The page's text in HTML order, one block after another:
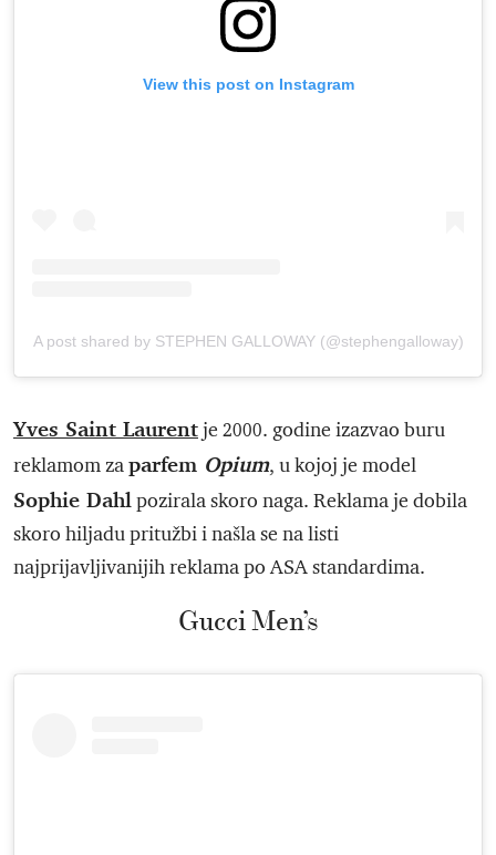
View this post on Instagram
A post shared by STEPHEN GALLOWAY (@stephengalloway)
Yves Saint Laurentje 2000. godine izazvao buru
reklamom zaparfem Opium, u kojoj je model
Sophie Dahl pozirala skoro naga. Reklama je dobila
skoro hiljadu pritužbi i našla se na listi
najprijavljivanijih reklama po ASA standardima.
Gucci Men’s